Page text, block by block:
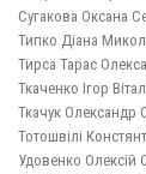
Сугакова Оксана
Типко Діана
Тирса Тарас
Ткаченко Ігор
Ткачук Олександр
Тотошвілі
Удовенко Олексій